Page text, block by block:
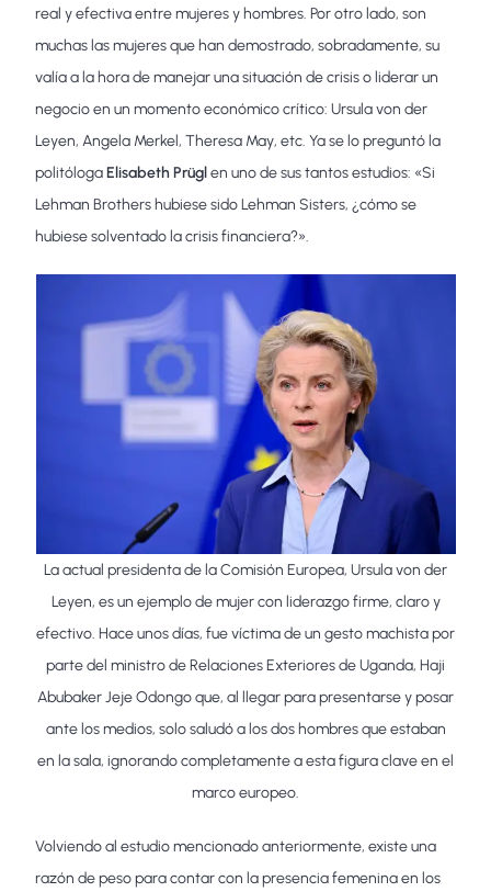
real y efectiva entre mujeres y hombres. Por otro lado, son
muchas las mujeres que han demostrado, sobradamente, su
valía a la hora de manejar una situación de crisis o liderar un
negocio en un momento económico crítico: Ursula von der
Leyen, Angela Merkel, Theresa May, etc. Ya se lo preguntó la
politólogaElisabeth Prüglen uno de sus tantos estudios: «Si
Lehman Brothers hubiese sido Lehman Sisters, ¿cómo se
hubiese solventado la crisis financiera?».
La actual presidenta de la Comisión Europea, Ursula von der
Leyen, es un ejemplo de mujer con liderazgo firme, claro y
efectivo. Hace unos días, fue víctima de un gesto machista por
parte del ministro de Relaciones Exteriores de Uganda, Haji
Abubaker Jeje Odongo que, al llegar para presentarse y posar
ante los medios, solo saludó a los dos hombres que estaban
en la sala, ignorando completamente a esta figura clave en el
marco europeo.
Volviendo al estudio mencionado anteriormente, existe una
razón de peso para contar con la presencia femenina en los